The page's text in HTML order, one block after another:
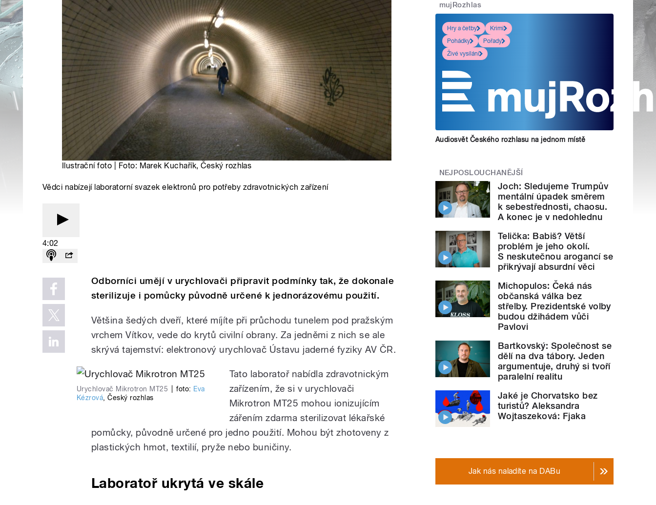
Ilustrační foto | Foto: Marek Kuchařík, Český rozhlas
Vědci nabízejí laboratorní svazek elektronů pro potřeby zdravotnických zařízení
4:02
Odborníci umějí v urychlovači připravit podmínky tak, že dokonale
sterilizuje i pomůcky původně určené k jednorázovému použití.
Většina šedých dveří, které míjíte při průchodu tunelem pod pražským
vrchem Vítkov, vede do krytů civilní obrany. Za jedněmi z nich se ale
skrývá tajemství: elektronový urychlovač Ústavu jaderné fyziky AV ČR.
Urychlovač Mikrotron MT25 foto: Eva
Kézrová,Český rozhlas
Tato laboratoř nabídla zdravotnickým
zařízením, že si v urychlovači
Mikrotron MT25 mohou ionizujícím
zářením zdarma sterilizovat lékařské
pomůcky, původně určené pro jedno použití. Mohou být zhotoveny z
plastických hmot, textilií, pryže nebo buničiny.
Laboratoř ukrytá ve skále
mujRozhlas
Hry a četby
Krimi
Pohádky
Pořady
Živé vysílání
Audiosvět Českého rozhlasu na jednom místě
NEJPOSLOUCHANĚJŠÍ
Joch: Sledujeme Trumpův
mentální úpadek směrem
k sebestřednosti, chaosu.
A konec je v nedohlednu
Telička: Babiš? Větší
problém je jeho okolí.
S neskutečnou arogancí se
přikrývají absurdní věci
Michopulos: Čeká nás
občanská válka bez
střelby. Prezidentské volby
budou džihádem vůči
Pavlovi
Bartkovský: Společnost se
dělí na dva tábory. Jeden
argumentuje, druhý si tvoří
paralelní realitu
Jaké je Chorvatsko bez
turistů? Aleksandra
Wojtaszeková: Fjaka
Jak nás naladíte na DABu